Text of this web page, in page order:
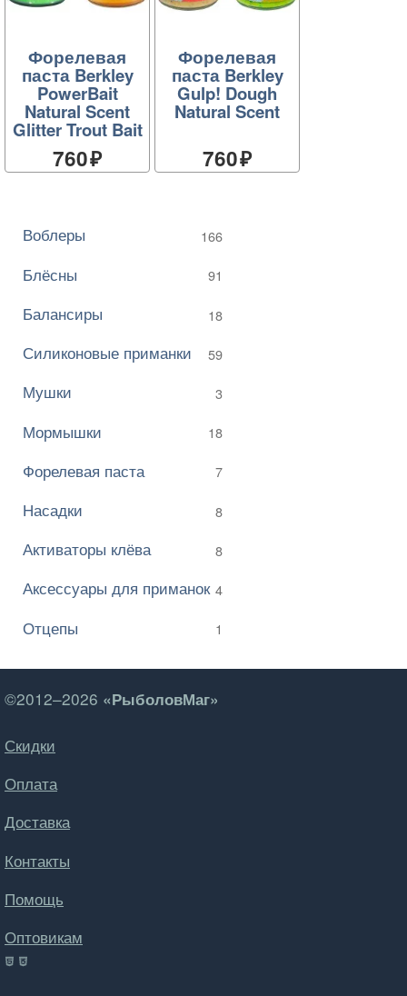
Форелевая
паста Berkley
PowerBait
Natural Scent
Glitter Trout Bait
760
Форелевая
паста Berkley
Gulp! Dough
Natural Scent
760
Воблеры 166
Блёсны 91
Балансиры 18
Силиконовые приманки 59
Мушки 3
Мормышки 18
Форелевая паста 7
Насадки 8
Активаторы клёва 8
Аксессуары для приманок 4
Отцепы 1
©2012–2026 «РыболовМаг»
Скидки
Оплата
Доставка
Контакты
Помощь
Оптовикам